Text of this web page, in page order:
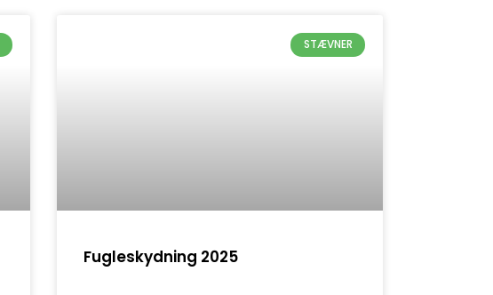
STÆVNER
Fugleskydning 2025